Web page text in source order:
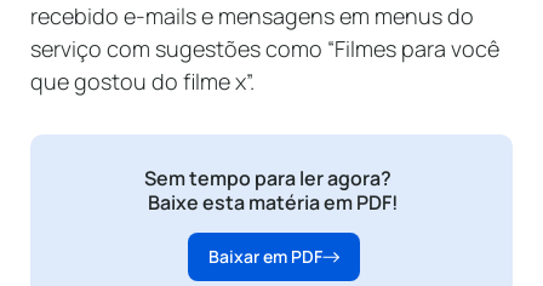
recebido e-mails e mensagens em menus do
serviço com sugestões como “Filmes para você
que gostou do filme x”.
Sem tempo para ler agora?
Baixe esta matéria em PDF!
Baixar em PDF